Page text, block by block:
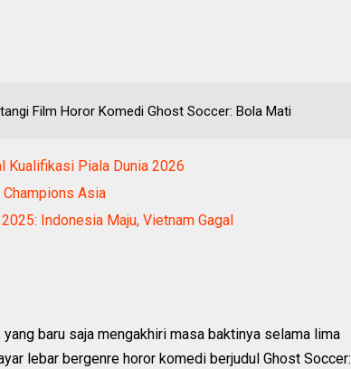
Film Horor Komedi Ghost Soccer: Bola Mati
Kualifikasi Piala Dunia 2026
Asia
Indonesia Maju, Vietnam Gagal
baru saja mengakhiri masa baktinya selama lima
lebar bergenre horor komedi berjudul Ghost Soccer: